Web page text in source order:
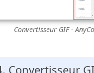
Convertisseur GIF -
Convertisseur